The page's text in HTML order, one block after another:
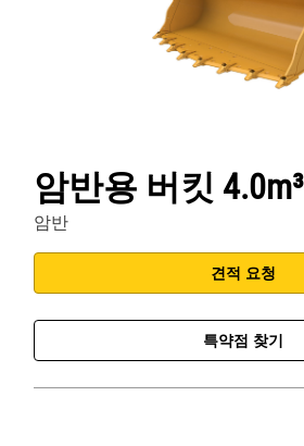
암반용 버킷
암반
견적 요청
특약점 찾기